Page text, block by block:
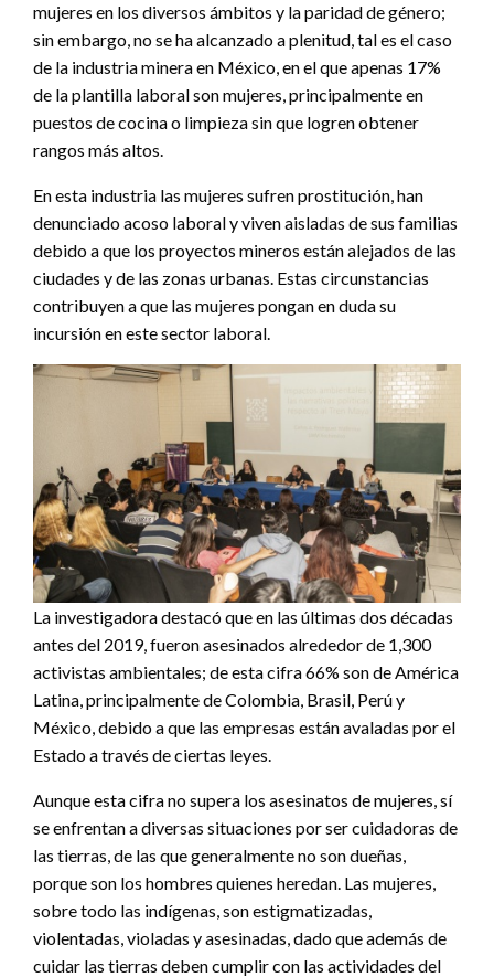
mujeres en los diversos ámbitos y la paridad de género;
sin embargo, no se ha alcanzado a plenitud, tal es el caso
de la industria minera en México, en el que apenas 17%
de la plantilla laboral son mujeres, principalmente en
puestos de cocina o limpieza sin que logren obtener
rangos más altos.
En esta industria las mujeres sufren prostitución, han
denunciado acoso laboral y viven aisladas de sus familias
debido a que los proyectos mineros están alejados de las
ciudades y de las zonas urbanas. Estas circunstancias
contribuyen a que las mujeres pongan en duda su
incursión en este sector laboral.
La investigadora destacó que en las últimas dos décadas
antes del 2019, fueron asesinados alrededor de 1,300
activistas ambientales; de esta cifra 66% son de América
Latina, principalmente de Colombia, Brasil, Perú y
México, debido a que las empresas están avaladas por el
Estado a través de ciertas leyes.
Aunque esta cifra no supera los asesinatos de mujeres, sí
se enfrentan a diversas situaciones por ser cuidadoras de
las tierras, de las que generalmente no son dueñas,
porque son los hombres quienes heredan. Las mujeres,
sobre todo las indígenas, son estigmatizadas,
violentadas, violadas y asesinadas, dado que además de
cuidar las tierras deben cumplir con las actividades del